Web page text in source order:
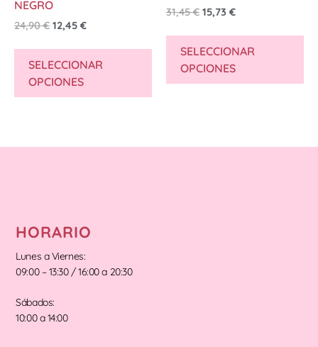
NEGRO
24,90€ 12,45 €
SELECCIONAR
OPCIONES
31,45€ 15,73 €
SELECCIONAR
OPCIONES
HORARIO
Lunes a Viernes:
09:00 – 13:30 / 16:00 a 20:30
Sábados:
10:00 a 14:00